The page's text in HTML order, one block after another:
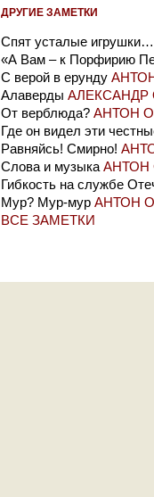
ДРУГИЕ ЗАМЕТКИ
Спят усталые игрушки…
«А Вам – к Порфирию
С верой в ерунду
Алаверды
От верблюда? АНТОН
Где он видел эти
Равняйсь! Смирно!
Слова и музыка АНТОН
Гибкость на службе
Мур? Мур-мур АНТОН
ВСЕ ЗАМЕТКИ